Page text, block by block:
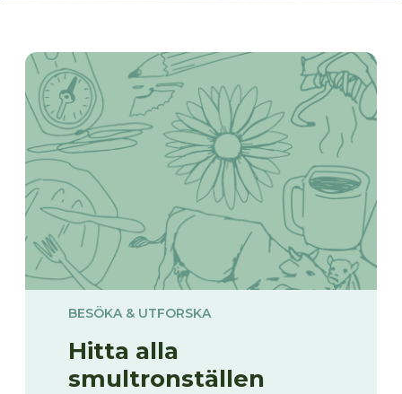
BESÖKA & UTFORSKA
Hitta alla
smultronställen